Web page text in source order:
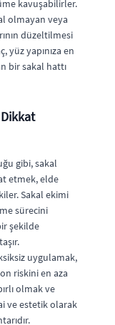
kavuşabilirler.
olmayan veya
düzeltilmesi
yüz yapınıza en
bir sakal hattı
gibi, sakal
etmek, elde
Sakal ekimi
sürecini
şekilde
uygulamak,
riskini en aza
olmak ve
ve estetik olarak